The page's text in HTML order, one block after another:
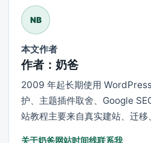
NB
本文作者
作者：奶爸
2009 年起长期使用
护、主题插件取舍、Google
站教程主要来自真实建站、迁移
关于奶爸网站时间线联系我